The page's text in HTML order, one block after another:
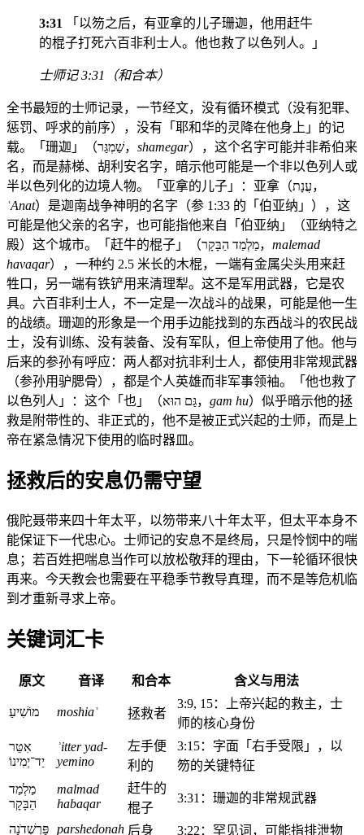
3:31
「以笏之后，有亚拿的儿子珊迦，他用赶牛
的棍子打死六百非利士人。他也救了以色列人。」
士师记 3:31（和合本）
全书最短的士师记录，一节经文，没有循环模式（没有犯罪、
惩罚、呼求的前序），没有「耶和华的灵降在他身上」的记
载。「珊迦」（שַׁמְגַּר， shamegar），这个名字可能并非希伯来
名，而是赫梯、胡利安名字，暗示他可能是一个非以色列人或
半以色列化的边境人物。「亚拿的儿子」：亚拿（עֲנָת，
ʿAnat）是迦南战争神明的名字（参 1:33 的「伯亚纳」），这
可能是他父亲的名字，也可能指他来自「伯亚纳」（亚纳特之
殿）这个城市。「赶牛的棍子」（מַלְמַד הַבָּקָר， malemad
havaqar），一种约 2.5 米长的木棍，一端有金属尖头用来赶
牲口，另一端有铁铲用来清理犁。这不是军用武器，它是农
具。六百非利士人，不一定是一次战斗的战果，可能是他一生
的战绩。珊迦的形象是一个用手边能找到的东西战斗的农民战
士，没有训练、没有装备、没有军队，但上帝使用了他。他与
后来的参孙有呼应：两人都对抗非利士人，都使用非常规武器
（参孙用驴腮骨），都是个人英雄而非军事领袖。「他也救了
以色列人」：这个「也」（גַּם הוּא， gam hu）似乎暗示他的拯
救是附带性的、非正式的，他不是被正式兴起的士师，而是上
帝在紧急情况下使用的临时器皿。
拯救后的安息仍需守望
俄陀聂带来四十年太平，以笏带来八十年太平，但太平本身不
能保证下一代忠心。士师记的安息不是终局，只是怜悯中的喘
息；若百姓把喘息当作可以放松敬拜的理由，下一轮循环很快
再来。今天教会也需要在平稳季节教导真理，而不是等危机临
到才重新寻求上帝。
关键词汇卡
原文 音译 和合本 含义与用法
מוֹשִׁיעַ moshiaʿ 拯救者
3:9, 15：上帝兴起的救主，士
师的核心身份
אִטֵּר
יַד־יְמִינוֹ
ʾitter yad-
yemino
左手便
利的
3:15：字面「右手受限」，以
笏的关键特征
מַלְמַד
הַבָּקָר
malmad
habaqar
赶牛的
棍子
3:31：珊迦的非常规武器
פַּרְשְׁדֹנָה parshedonah 后身 3:22：罕见词，可能指排泄物